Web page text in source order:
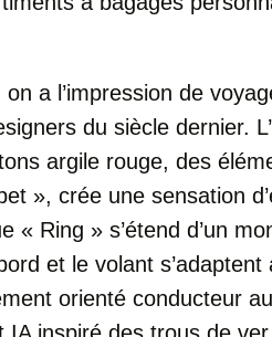
on a l’impression de
du siècle dernier.
argile rouge, des
», crée une sensation
« Ring » s’étend d’un
et le volant
orienté conducteur